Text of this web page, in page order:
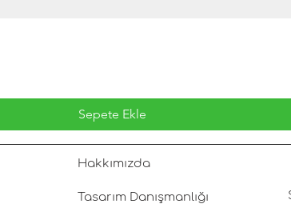
Sepete Ekle
Tasarım Danışmanlığı
Hakkımızda